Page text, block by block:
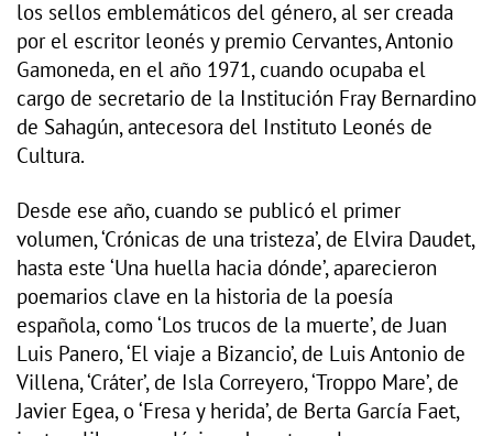
los sellos emblemáticos del género, al ser creada
por el escritor leonés y premio Cervantes, Antonio
Gamoneda, en el año 1971, cuando ocupaba el
cargo de secretario de la Institución Fray Bernardino
de Sahagún, antecesora del Instituto Leonés de
Cultura.
Desde ese año, cuando se publicó el primer
volumen, ‘Crónicas de una tristeza’, de Elvira Daudet,
hasta este ‘Una huella hacia dónde’, aparecieron
poemarios clave en la historia de la poesía
española, como ‘Los trucos de la muerte’, de Juan
Luis Panero, ‘El viaje a Bizancio’, de Luis Antonio de
Villena, ‘Cráter’, de Isla Correyero, ‘Troppo Mare’, de
Javier Egea, o ‘Fresa y herida’, de Berta García Faet,